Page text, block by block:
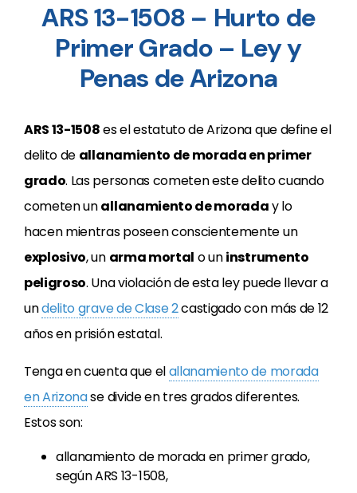
ARS 13-1508 – Hurto de
Primer Grado – Ley y
Penas de Arizona
ARS 13-1508es el estatuto de Arizona que define el
delito de allanamiento de morada en primer
grado. Las personas cometen este delito cuando
cometen unallanamiento de moraday lo
hacen mientras poseen conscientemente un
explosivo, un arma mortal o uninstrumento
peligroso. Una violación de esta ley puede llevar a
undelito grave de Clase 2castigado con más de 12
años en prisión estatal.
Tenga en cuenta que elallanamiento de morada
en Arizonase divide en tres grados diferentes.
Estos son:
allanamiento de morada en primer grado,
según ARS 13-1508,